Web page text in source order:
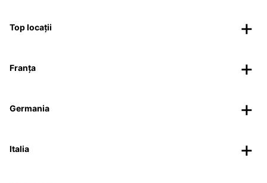
Top locații
Franța
Germania
Italia